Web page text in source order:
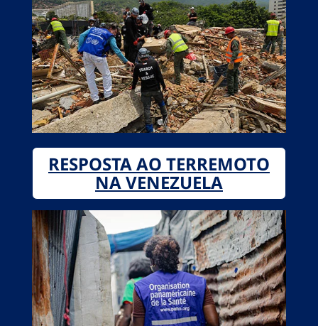
RESPOSTA AO TERREMOTO
NA VENEZUELA